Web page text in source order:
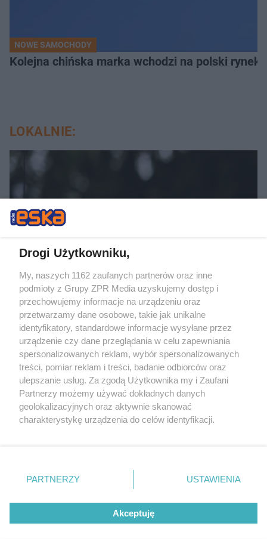
NOWE SAMOCHODY
Kolejna chińska marka wchodzi na polski
LOKALNIE:
TRAGICZNY WYPADEK
Śmiertelne potrącenie w
gminie Dołhobyczów. Policja
czeka na relacje świadków i
nagrania z kamer
INCYDENT W GLIWICACH
Drogi Użytkowniku,
My, naszych 1162 zaufanych partnerów oraz inne
podmioty z Grupy ZPR Media uzyskujemy dostęp i
przechowujemy informacje na urządzeniu oraz
przetwarzamy dane osobowe, takie jak unikalne
identyfikatory, standardowe informacje wysyłane przez
urządzenie czy dane przeglądania w celu zapewniania
spersonalizowanych reklam, wybór spersonalizowanych
treści, pomiar reklam i treści, badanie odbiorców oraz
ulepszanie usług. Za zgodą Użytkownika my i Zaufani
Partnerzy możemy używać dokładnych danych
geolokalizacyjnych oraz aktywnie skanować
charakterystykę urządzenia do celów identyfikacji.
zmienić/wycofać klikając przycisk ustawień prywatności
znajdujący się w lewym dolnym rogu strony
rodzaje przetwarzania danych nie wymagają zgody
użytkownika, ale masz prawo sprzeciwić się takiemu
przetwarzaniu. Preferencje będą miały zastosowanie tylko
PARTNERZY USTAWIENIA
Akceptuję